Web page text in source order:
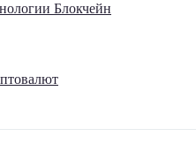
Блокчейн